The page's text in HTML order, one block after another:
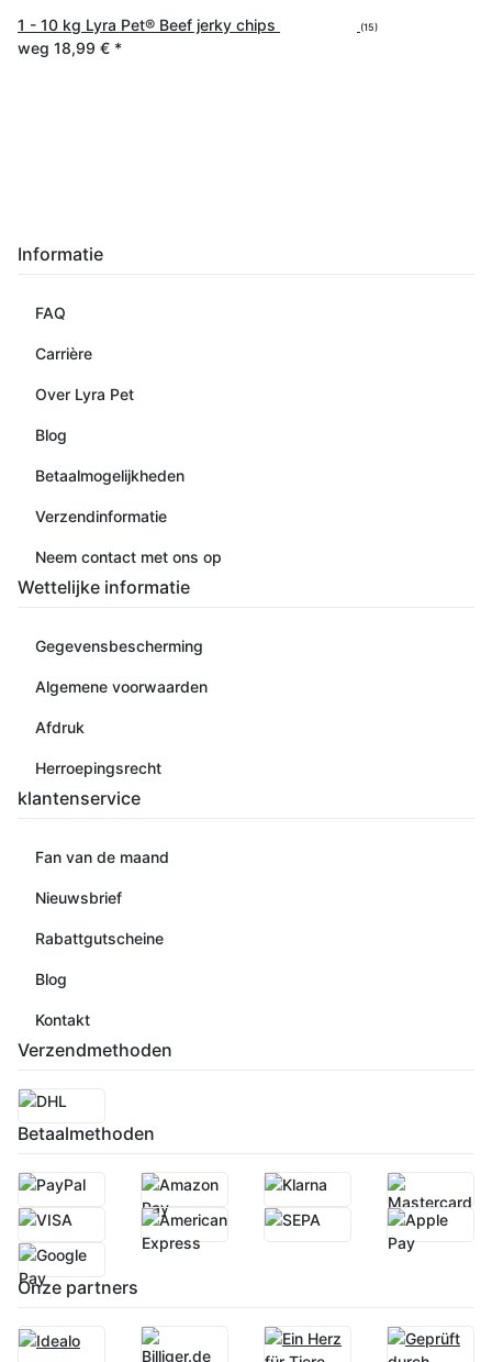
1 - 10 kg Lyra Pet® Beef jerky chips (15)
weg 18,99 € *
Informatie
FAQ
Carrière
Over Lyra Pet
Blog
Betaalmogelijkheden
Verzendinformatie
Neem contact met ons op
Wettelijke informatie
Gegevensbescherming
Algemene voorwaarden
Afdruk
Herroepingsrecht
klantenservice
Fan van de maand
Nieuwsbrief
Rabattgutscheine
Blog
Kontakt
Verzendmethoden
Betaalmethoden
Onze partners